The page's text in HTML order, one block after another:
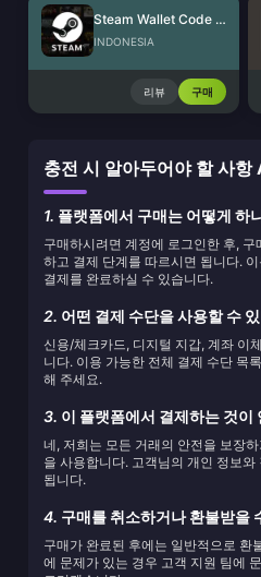
Steam Wallet Code (IDR)
INDONESIA
리뷰 구매
충전 시 알아두어야 할 사
1. 플랫폼에서 구매는 어떻게 하
구매하시려면 계정에 로그인한 후,
하고 결제 단계를 따르시면 됩니다.
결제를 완료하실 수 있습니다.
2. 어떤 결제 수단을 사용할 수
신용/체크카드, 디지털 지갑, 계좌 이
니다. 이용 가능한 전체 결제 수단 목
해 주세요.
3. 이 플랫폼에서 결제하는 것이
네, 저희는 모든 거래의 안전을 보장
을 사용합니다. 고객님의 개인 정보
됩니다.
4. 구매를 취소하거나 환불받을
구매가 완료된 후에는 일반적으로 환
에 문제가 있는 경우 고객 지원 팀에